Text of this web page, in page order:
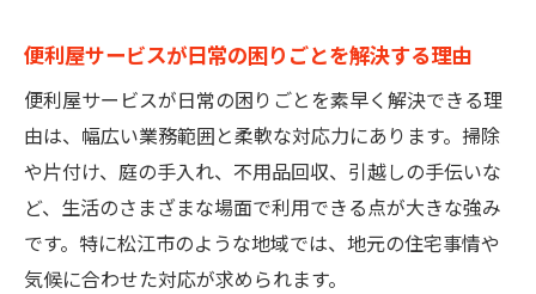
介
便利屋の口コミ活用で信頼できる依頼先を探す
便利屋の口コミから見える信頼のポイント
レビュー活用で失敗しない便利屋選びのコ
ツ
便利屋サービスが日常の困りごとを解決する理由
便利屋サービスが日常の困りごとを素早く解決できる理
由は、幅広い業務範囲と柔軟な対応力にあります。掃除
や片付け、庭の手入れ、不用品回収、引越しの手伝いな
ど、生活のさまざまな場面で利用できる点が大きな強み
です。特に松江市のような地域では、地元の住宅事情や
気候に合わせた対応が求められます。